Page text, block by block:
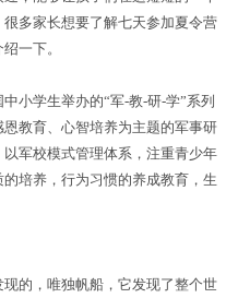
多家长想要了解七天参加夏令营
一下。
学生举办的“军-教-研-学”系列
教育、心智培养为主题的军事研
军校模式管理体系，注重青少年
培养，行为习惯的养成教育，生
的，唯独帆船，它发现了整个世